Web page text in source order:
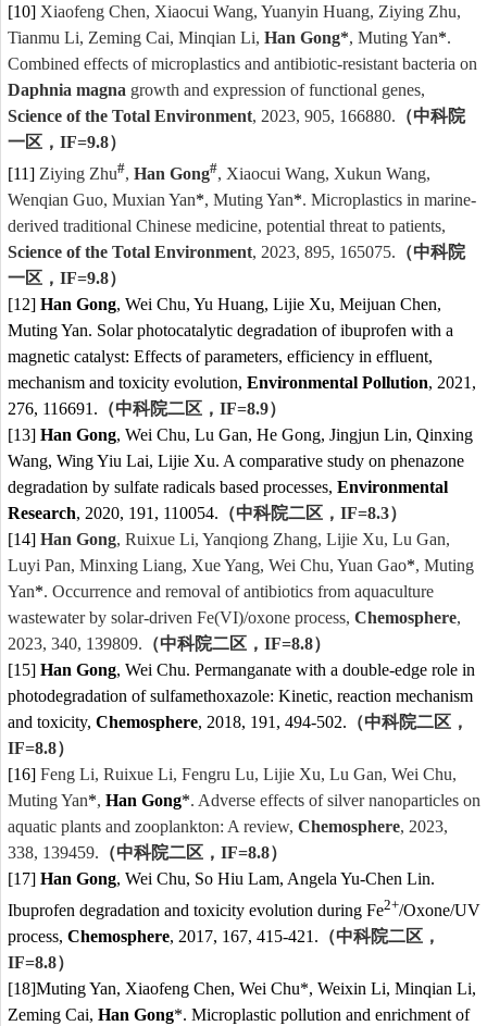
[10] Xiaofeng Chen, Xiaocui Wang, Yuanyin Huang, Ziying Zhu,
Tianmu Li, Zeming Cai, Minqian Li, Han Gong*, Muting Yan*.
Combined effects of microplastics and antibiotic-resistant bacteria on
Daphnia magna growth and expression of functional genes,
Science of the Total Environment, 2023, 905, 166880. （中科院
一区， IF=9.8）
[11] Ziying Zhu#, Han Gong#, Xiaocui Wang, Xukun Wang,
Wenqian Guo, Muxian Yan*, Muting Yan*. Microplastics in marine-
derived traditional Chinese medicine, potential threat to patients,
Science of the Total Environment, 2023, 895, 165075. （中科院
一区， IF=9.8）
[12] Han Gong, Wei Chu, Yu Huang, Lijie Xu, Meijuan Chen,
Muting Yan. Solar photocatalytic degradation of ibuprofen with a
magnetic catalyst: Effects of parameters, efficiency in effluent,
mechanism and toxicity evolution, Environmental Pollution, 2021,
276, 116691. （中科院二区， IF=8.9）
[13] Han Gong, Wei Chu, Lu Gan, He Gong, Jingjun Lin, Qinxing
Wang, Wing Yiu Lai, Lijie Xu. A comparative study on phenazone
degradation by sulfate radicals based processes, Environmental
Research, 2020, 191, 110054. （中科院二区， IF=8.3）
[14] Han Gong, Ruixue Li, Yanqiong Zhang, Lijie Xu, Lu Gan,
Luyi Pan, Minxing Liang, Xue Yang, Wei Chu, Yuan Gao*, Muting
Yan*. Occurrence and removal of antibiotics from aquaculture
wastewater by solar-driven Fe(VI)/oxone process, Chemosphere,
2023, 340, 139809. （中科院二区， IF=8.8）
[15] Han Gong, Wei Chu. Permanganate with a double-edge role in
photodegradation of sulfamethoxazole: Kinetic, reaction mechanism
and toxicity, Chemosphere, 2018, 191, 494-502. （中科院二区，
IF=8.8）
[16] Feng Li, Ruixue Li, Fengru Lu, Lijie Xu, Lu Gan, Wei Chu,
Muting Yan*, Han Gong*. Adverse effects of silver nanoparticles on
aquatic plants and zooplankton: A review, Chemosphere, 2023,
338, 139459. （中科院二区， IF=8.8）
[17] Han Gong, Wei Chu, So Hiu Lam, Angela Yu-Chen Lin.
Ibuprofen degradation and toxicity evolution during Fe2+/Oxone/UV
process, Chemosphere, 2017, 167, 415-421. （中科院二区，
IF=8.8）
[18]Muting Yan, Xiaofeng Chen, Wei Chu*, Weixin Li, Minqian Li,
Zeming Cai, Han Gong*. Microplastic pollution and enrichment of